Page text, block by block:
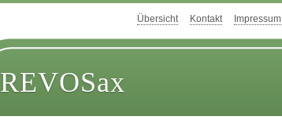
Übersicht Kontakt Impressum
REVOSax